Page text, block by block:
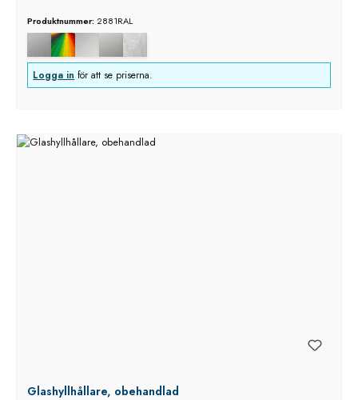
Produktnummer: 2881RAL
Logga in för att se priserna.
Glashyllhållare, obehandlad